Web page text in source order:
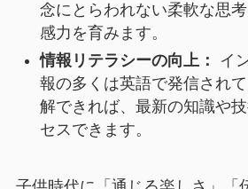
念にとらわれない柔軟な思
感力を育みます。
情報リテラシーの向上：
イ
報の多くは英語で発信され
解できれば、最新の知識や
セスできます。